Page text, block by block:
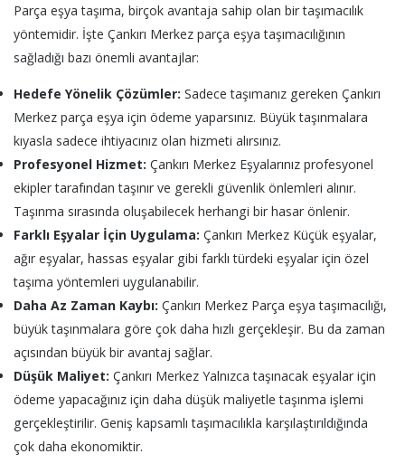
Parça eşya taşıma, birçok avantaja sahip olan bir taşımacılık
yöntemidir. İşte Çankırı Merkez parça eşya taşımacılığının
sağladığı bazı önemli avantajlar:
Hedefe Yönelik Çözümler: Sadece taşımanız gereken Çankırı
Merkez parça eşya için ödeme yaparsınız. Büyük taşınmalara
kıyasla sadece ihtiyacınız olan hizmeti alırsınız.
Profesyonel Hizmet: Çankırı Merkez Eşyalarınız profesyonel
ekipler tarafından taşınır ve gerekli güvenlik önlemleri alınır.
Taşınma sırasında oluşabilecek herhangi bir hasar önlenir.
Farklı Eşyalar İçin Uygulama: Çankırı Merkez Küçük eşyalar,
ağır eşyalar, hassas eşyalar gibi farklı türdeki eşyalar için özel
taşıma yöntemleri uygulanabilir.
Daha Az Zaman Kaybı: Çankırı Merkez Parça eşya taşımacılığı,
büyük taşınmalara göre çok daha hızlı gerçekleşir. Bu da zaman
açısından büyük bir avantaj sağlar.
Düşük Maliyet: Çankırı Merkez Yalnızca taşınacak eşyalar için
ödeme yapacağınız için daha düşük maliyetle taşınma işlemi
gerçekleştirilir. Geniş kapsamlı taşımacılıkla karşılaştırıldığında
çok daha ekonomiktir.